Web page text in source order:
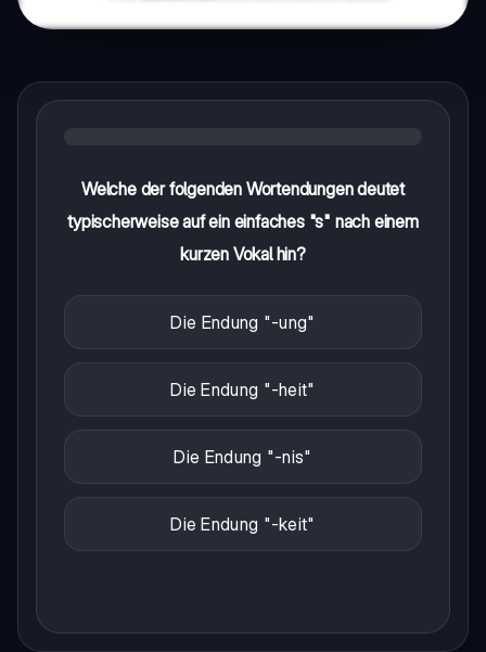
Welche der folgenden Wortendungen deutet
typischerweise auf ein einfaches "s" nach einem
kurzen Vokal hin?
Die Endung "-ung"
Die Endung "-heit"
Die Endung "-nis"
Die Endung "-keit"